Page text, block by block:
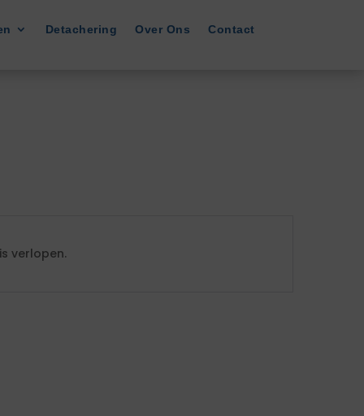
Detachering Over Ons Contact
verlopen.